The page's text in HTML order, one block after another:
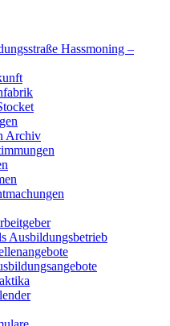
Hassmoning –
Archiv
Ausbildungsbetrieb